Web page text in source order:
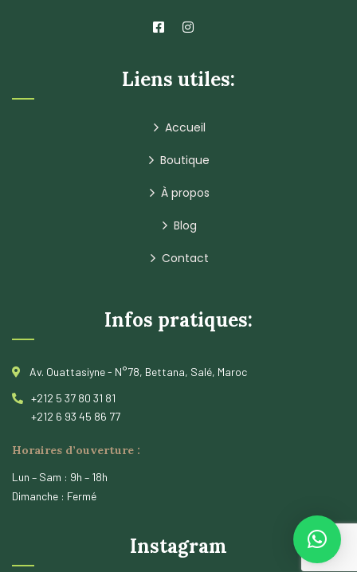
Liens utiles:
Accueil
Boutique
À propos
Blog
Contact
Infos pratiques:
Av. Ouattasiyne - N°78, Bettana, Salé, Maroc
+212 5 37 80 31 81
+212 6 93 45 86 77
Horaires d’ouverture :
Lun – Sam : 9h – 18h
Dimanche : Fermé
Instagram